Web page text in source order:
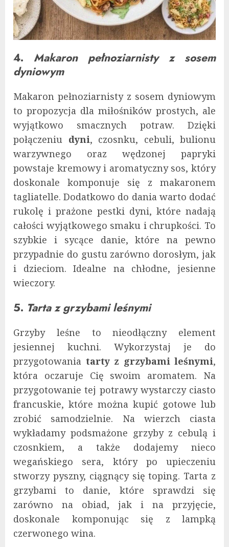
4. Makaron pełnoziarnisty z sosem
dyniowym
Makaron pełnoziarnisty z sosem dyniowym
to propozycja dla miłośników prostych, ale
wyjątkowo smacznych potraw. Dzięki
połączeniu dyni, czosnku, cebuli, bulionu
warzywnego oraz wędzonej papryki
powstaje kremowy i aromatyczny sos, który
doskonale komponuje się z makaronem
tagliatelle. Dodatkowo do dania warto dodać
rukolę i prażone pestki dyni, które nadają
całości wyjątkowego smaku i chrupkości. To
szybkie i sycące danie, które na pewno
przypadnie do gustu zarówno dorosłym, jak
i dzieciom. Idealne na chłodne, jesienne
wieczory.
5. Tarta z grzybami leśnymi
Grzyby leśne to nieodłączny element
jesiennej kuchni. Wykorzystaj je do
przygotowania tarty z grzybami leśnymi,
która oczaruje Cię swoim aromatem. Na
przygotowanie tej potrawy wystarczy ciasto
francuskie, które można kupić gotowe lub
zrobić samodzielnie. Na wierzch ciasta
wykładamy podsmażone grzyby z cebulą i
czosnkiem, a także dodajemy nieco
wegańskiego sera, który po upieczeniu
stworzy pyszny, ciągnący się toping. Tarta z
grzybami to danie, które sprawdzi się
zarówno na obiad, jak i na przyjęcie,
doskonale komponując się z lampką
czerwonego wina.